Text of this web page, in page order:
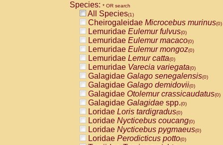
CebidaeCebus capucinus
CebidaeCebus nigrivittatus
CebidaeCebus spp.(0)
CebidaeSaimiri boliviensis(0)
CebidaeSaimiri sciureus(0)
AtelidaeAlouatta caraya(0)
AtelidaeAlouatta fusca(0)
AtelidaeAlouatta seniculus(0)
AtelidaeAlouattaspp.(0)
AtelidaeAteles belzebuth(0)
AtelidaeAteles geoffroyi(0)
AtelidaeAteles paniscus(0)
AtelidaeAtelesspp.(0)
AtelidaeLagothrix lagothricha(0)
AtelidaeLagothrix lagothricha cana
PitheciidaeCacajao calvus
Species: * OR search
All Species(1)
Cheirogaleidae Microcebus murinus(0)
Lemuridae Eulemur fulvus(0)
Lemuridae Eulemur macaco(0)
Lemuridae Eulemur mongoz(0)
Lemuridae Lemur catta(0)
Lemuridae Varecia variegata(0)
Galagidae Galago senegalensis(0)
Galagidae Galago demidovii(0)
Galagidae Otolemur crassicaudatus(0)
Galagidae Galagidae spp.(0)
Loridae Loris tardigradus(0)
Loridae Nycticebus coucang(0)
Loridae Nycticebus pygmaeus(0)
Loridae Perodicticus potto(0)